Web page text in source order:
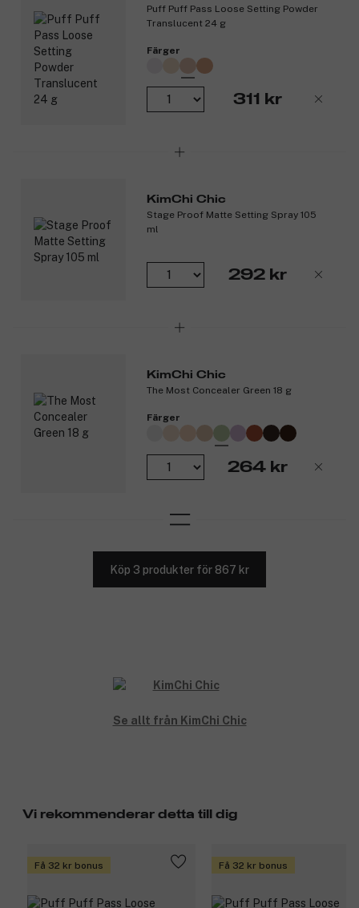
Puff Puff Pass Loose Setting Powder
Translucent 24 g
Färger
311 kr
KimChi Chic
Stage Proof Matte Setting Spray 105
ml
292 kr
KimChi Chic
The Most Concealer Green 18 g
Färger
264 kr
Köp 3 produkter för 867 kr
Se allt från KimChi Chic
Vi rekommenderar detta till dig
Få 32 kr bonus Få 32 kr bonus